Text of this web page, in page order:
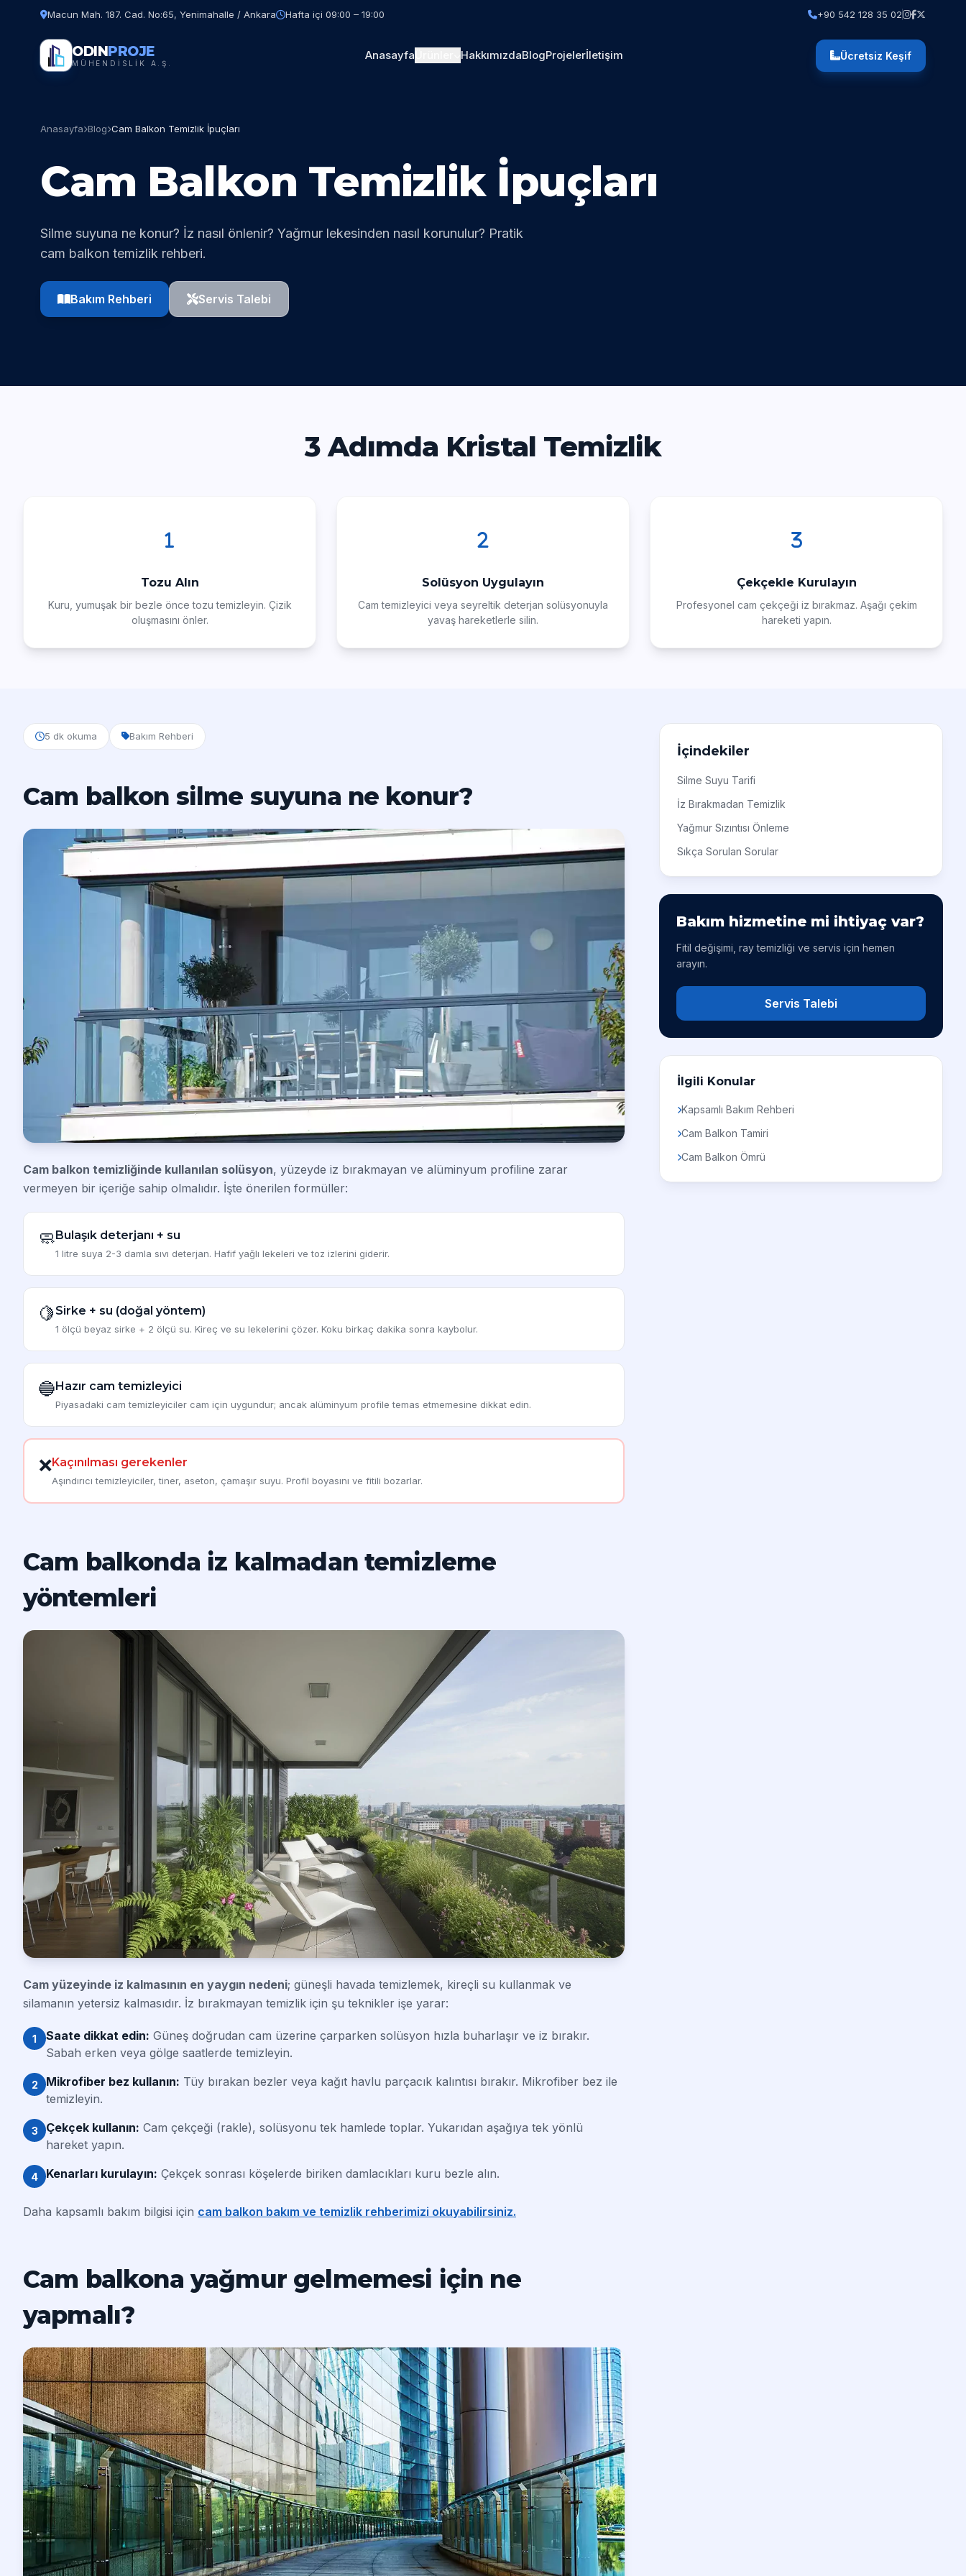
Macun Mah. 187. Cad. No:65, Yenimahalle / Ankara Hafta içi 09:00 – 19:00 +90 542 128 35 02
ODINPROJE
MÜHENDİSLİK A.Ş.
Anasayfa HakkımızdaBlogProjelerİletişim Ücretsiz Keşif
Anasayfa Blog Cam Balkon Temizlik İpuçları
Cam Balkon Temizlik İpuçları
Silme suyuna ne konur? İz nasıl önlenir? Yağmur lekesinden nasıl korunulur? Pratik
cam balkon temizlik rehberi.
Bakım Rehberi Servis Talebi
3 Adımda Kristal Temizlik
Tozu Alın
Kuru, yumuşak bir bezle önce tozu temizleyin. Çizik
oluşmasını önler.
Solüsyon Uygulayın
Cam temizleyici veya seyreltik deterjan solüsyonuyla
yavaş hareketlerle silin.
Çekçekle Kurulayın
Profesyonel cam çekçeği iz bırakmaz. Aşağı çekim
hareketi yapın.
5 dk okuma Bakım Rehberi
Cam balkon silme suyuna ne konur?
Cam balkon temizliğinde kullanılan solüsyon, yüzeyde iz bırakmayan ve alüminyum profiline zarar
vermeyen bir içeriğe sahip olmalıdır. İşte önerilen formüller:
🧼Bulaşık deterjanı + su
1 litre suya 2-3 damla sıvı deterjan. Hafif yağlı lekeleri ve toz izlerini giderir.
🍋 Sirke + su (doğal yöntem)
1 ölçü beyaz sirke + 2 ölçü su. Kireç ve su lekelerini çözer. Koku birkaç dakika sonra kaybolur.
🔵Hazır cam temizleyici
Piyasadaki cam temizleyiciler cam için uygundur; ancak alüminyum profile temas etmemesine dikkat edin.
❌Kaçınılması gerekenler
Aşındırıcı temizleyiciler, tiner, aseton, çamaşır suyu. Profil boyasını ve fitili bozarlar.
Cam balkonda iz kalmadan temizleme
yöntemleri
Cam yüzeyinde iz kalmasının en yaygın nedeni; güneşli havada temizlemek, kireçli su kullanmak ve
silamanın yetersiz kalmasıdır. İz bırakmayan temizlik için şu teknikler işe yarar:
1 Saate dikkat edin: Güneş doğrudan cam üzerine çarparken solüsyon hızla buharlaşır ve iz bırakır.
Sabah erken veya gölge saatlerde temizleyin.
2 Mikrofiber bez kullanın: Tüy bırakan bezler veya kağıt havlu parçacık kalıntısı bırakır. Mikrofiber bez ile
temizleyin.
3 Çekçek kullanın: Cam çekçeği (rakle), solüsyonu tek hamlede toplar. Yukarıdan aşağıya tek yönlü
hareket yapın.
4 Kenarları kurulayın: Çekçek sonrası köşelerde biriken damlacıkları kuru bezle alın.
Daha kapsamlı bakım bilgisi için cam balkon bakım ve temizlik rehberimizi okuyabilirsiniz.
Cam balkona yağmur gelmemesi için ne
yapmalı?
İçindekiler
Silme Suyu Tarifi
İz Bırakmadan Temizlik
Yağmur Sızıntısı Önleme
Sıkça Sorulan Sorular
Bakım hizmetine mi ihtiyaç var?
Fitil değişimi, ray temizliği ve servis için hemen
arayın.
Servis Talebi
İlgili Konular
Kapsamlı Bakım Rehberi
Cam Balkon Tamiri
Cam Balkon Ömrü